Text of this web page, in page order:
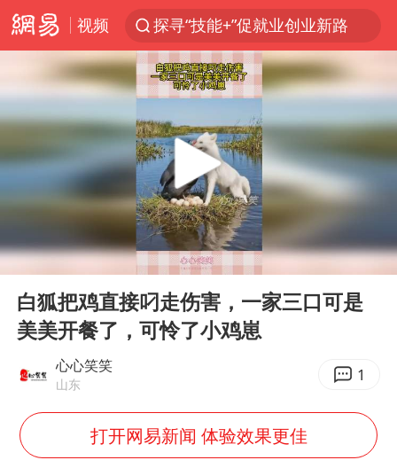
视频
探寻“技能+”促就业创业新路
长城H10正式上市
维持强台风级！白海豚直奔华东沿海
山东日照市委副书记王峰被查
印度暴发金迪普拉病毒
41岁女子为鼓励女儿考上985研究生
美国退回1000亿美元关税
24小时不关空调 电费反而更低？
“事业单位招聘不是人情买卖”
小伙靠AI减肥 45天瘦40斤进了ICU
Play
00:00 00:13
白狐把鸡直接叼走伤害，一家三口可是
美美开餐了，可怜了小鸡崽
心心笑笑
山东 1
打开网易新闻 体验效果更佳